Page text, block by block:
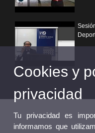
¿Por
Cookies y
privacidad
Tu privacidad es
informamos que